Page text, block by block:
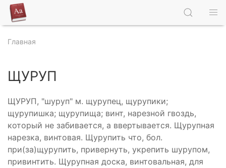
Главная
ЩУРУП
ЩУРУП, "шуруп" м. щурупец, щурупики;
щурупишка; щурупища; винт, нарезной гвоздь,
который не забивается, а ввертывается. Щурупная
нарезка, винтовая. Щурупить что, бол.
при(за)щурупить, привернуть, укрепить шурупом,
привинтить. Щурупная доска, винтовальная, для